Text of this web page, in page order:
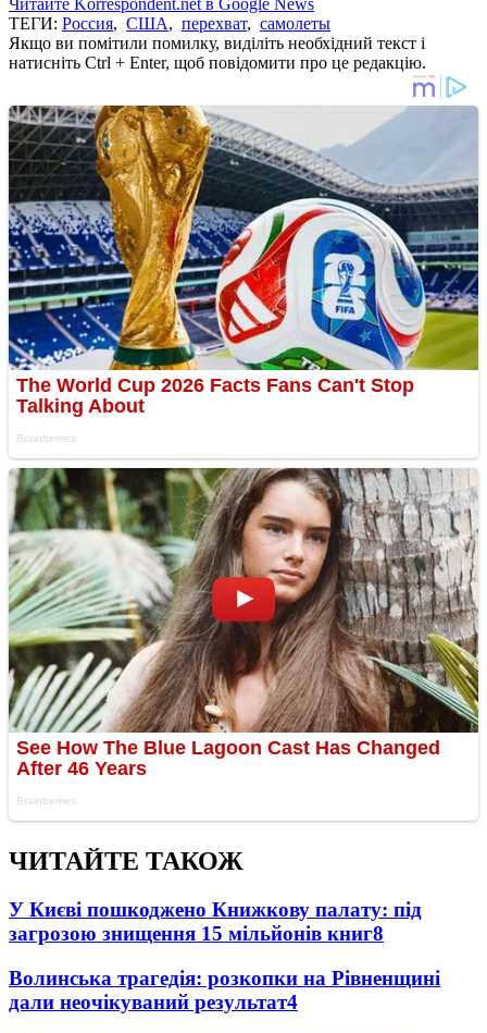
ТЕГИ: Россия, США, перехват, самолеты
Якщо ви помітили помилку, виділіть необхідний текст і
натисніть Ctrl + Enter, щоб повідомити про це редакцію.
ЧИТАЙТЕ ТАКОЖ
У Києві пошкоджено Книжкову палату: під
загрозою знищення 15 мільйонів книг8
Волинська трагедія: розкопки на Рівненщині
дали неочікуваний результат4